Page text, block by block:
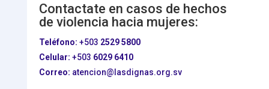
Contactate en casos de hechos
de violencia hacia mujeres:
Teléfono: +503 2529 5800
Celular: +503 6029 6410
Correo: atencion@lasdignas.org.sv